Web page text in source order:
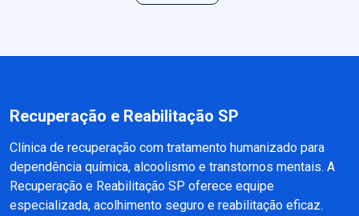
Recuperação e Reabilitação SP
Clínica de recuperação com tratamento humanizado para
dependência química, alcoolismo e transtornos mentais. A
Recuperação e Reabilitação SP oferece equipe
especializada, acolhimento seguro e reabilitação eficaz.